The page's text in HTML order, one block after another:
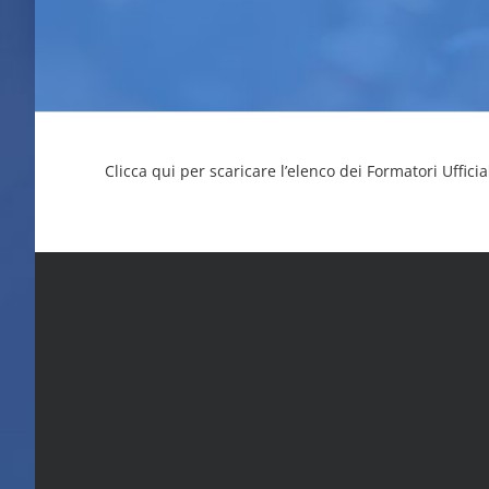
Clicca qui per scaricare l’elenco dei Formatori